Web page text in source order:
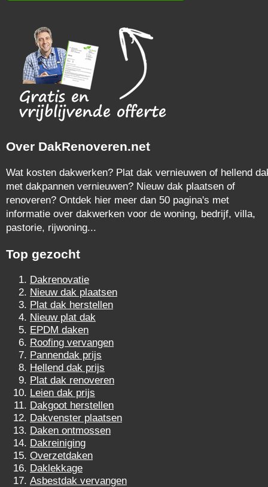
Over DakRenoveren.net
Wat kosten dakwerken? Plat dak vernieuwen of hellend
met dakpannen vernieuwen? Nieuw dak plaatsen of
renoveren? Ontdek hier meer dan 50 pagina's met
informatie over dakwerken voor de woning, bedrijf, villa,
pastorie, rijwoning...
Top gezocht
Dakrenovatie
Nieuw dak plaatsen
Plat dak herstellen
Nieuw plat dak
EPDM daken
Roofing vervangen
Pannendak prijs
Hellend dak prijs
Plat dak renoveren
Leien dak prijs
Dakgoot herstellen
Dakvenster plaatsen
Daken ontmossen
Dakreiniging
Overzetdaken
Daklekkage
Asbestdak vervangen